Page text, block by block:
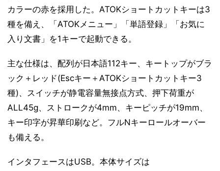
カラーの赤を採用した。ATOKショートカットキーは3
種を備え、「ATOKメニュー」「単語登録」「お気に
入り文書」を1キーで起動できる。
主な仕様は、配列が日本語112キー、キートップがブラ
ック＋レッド(Escキー＋ATOKショートカットキー3
種)、スイッチが静電容量無接点方式、押下荷重が
ALL45g、ストロークが4mm、キーピッチが19mm、
キー印字が昇華印刷など。フルNキーロールオーバー
も備える。
インタフェースはUSB。本体サイズは